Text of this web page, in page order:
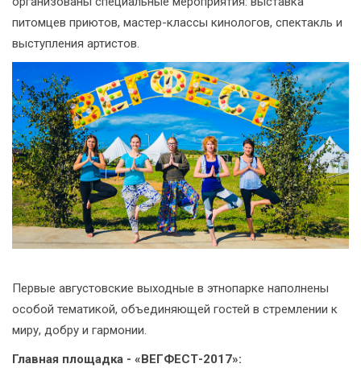
питомцев приютов, мастер-классы кинологов, спектакль и
выступления артистов.
Первые августовские выходные в этнопарке наполнены
особой тематикой, объединяющей гостей в стремлении к
миру, добру и гармонии.
Главная площадка - «ВЕГФЕСТ-2017»: